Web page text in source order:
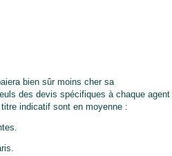
bien sûr moins cher sa
des devis spécifiques à chaque agent
indicatif sont en moyenne :